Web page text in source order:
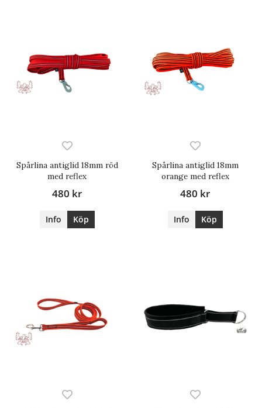
Spårlina antiglid 18mm röd
med reflex
480 kr
Info Köp
Spårlina antiglid 18mm
orange med reflex
480 kr
Info Köp